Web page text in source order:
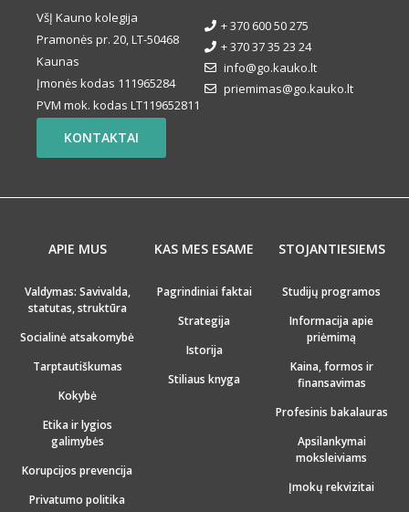
VšĮ Kauno kolegija
Pramonės pr. 20, LT-50468
Kaunas
Įmonės kodas 111965284
PVM mok. kodas LT119652811
+ 370 600 50 275
+ 370 37 35 23 24
info@go.kauko.lt
priemimas@go.kauko.lt
KONTAKTAI
APIE MUS
Valdymas: Savivalda,
statutas, struktūra
Socialinė atsakomybė
Tarptautiškumas
Kokybė
Etika ir lygios
galimybės
Korupcijos prevencija
Privatumo politika
KAS MES ESAME
Pagrindiniai faktai
Strategija
Istorija
Stiliaus knyga
STOJANTIESIEMS
Studijų programos
Informacija apie
priėmimą
Kaina, formos ir
finansavimas
Profesinis bakalauras
Apsilankymai
moksleiviams
Įmokų rekvizitai